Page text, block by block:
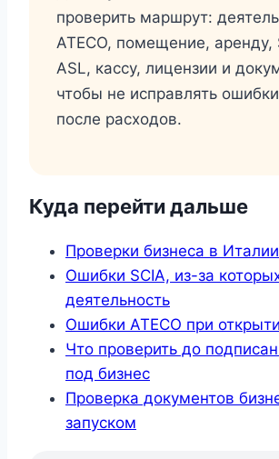
проверить маршрут:
ATECO, помещение, аренду,
ASL, кассу, лицензии и
чтобы не исправлять
после расходов.
Куда перейти дальше
Проверки бизнеса в
Ошибки SCIA, из-за
деятельность
Ошибки ATECO при
Что проверить до
под бизнес
Проверка документов
запуском